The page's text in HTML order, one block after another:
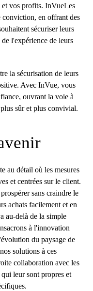
vos profits. InVueLes
en offrant des
sécuriser leurs
l'expérience de leurs
la sécurisation de leurs
Avec InVue, vous
ouvrant la voie à
sûr et plus convivial.
au détail où les mesures
et centrées sur le client.
sans craindre le
achats facilement et en
au-delà de la simple
à l'innovation
du paysage de
solutions à ces
collaboration avec les
leur sont propres et